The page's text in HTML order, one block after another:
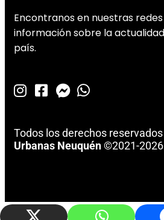
Encontranos en nuestras
información sobre la
país.
Todos los derechos reservados
Urbanas Neuquén©2021-2026